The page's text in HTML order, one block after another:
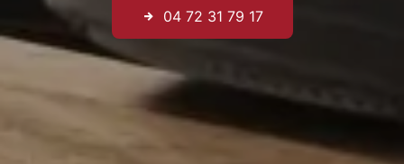
04 72 31 79 17